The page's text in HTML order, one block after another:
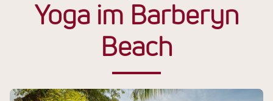
Yoga im Barberyn
Beach